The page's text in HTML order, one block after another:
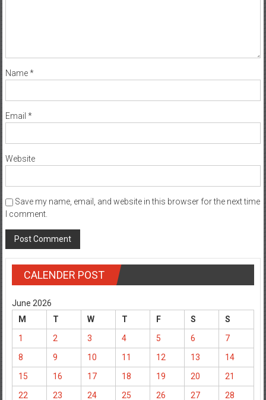
Name*
Email *
Website
Save my name, email, and website in this browser for the next time
I comment.
CALENDER POST
June 2026
M
T W T F S
S
1
2 3 4 5 6
7
8
9 10 11 12 13
14
15
16 17 18 19 20
21
22
23 24 25 26 27
28